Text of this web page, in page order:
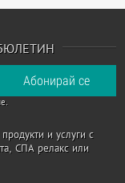
и услуги с
СПА релакс или